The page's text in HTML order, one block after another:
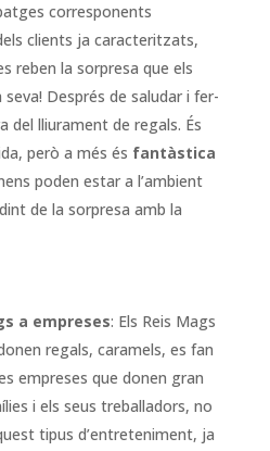
corresponents
clients ja caracteritzats,
reben la sorpresa que els
Després de saludar i fer-
del lliurament de regals. És
però a més és fantàstica
poden estar a l’ambient
de la sorpresa amb la
a empreses: Els Reis Mags
regals, caramels, es fan
empreses que donen gran
i els seus treballadors, no
tipus d’entreteniment, ja